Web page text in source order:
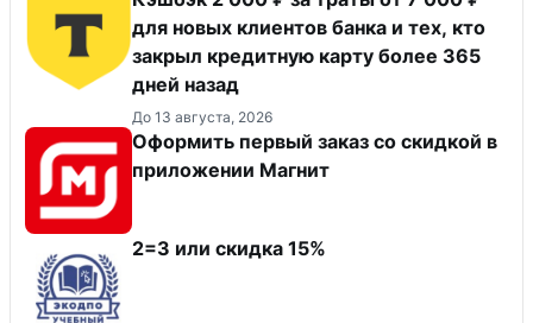
для новых клиентов банка и тех, кто
закрыл кредитную карту более 365
дней назад
До 13 августа, 2026
Оформить первый заказ со скидкой в
приложении Магнит
2=3 или скидка 15%